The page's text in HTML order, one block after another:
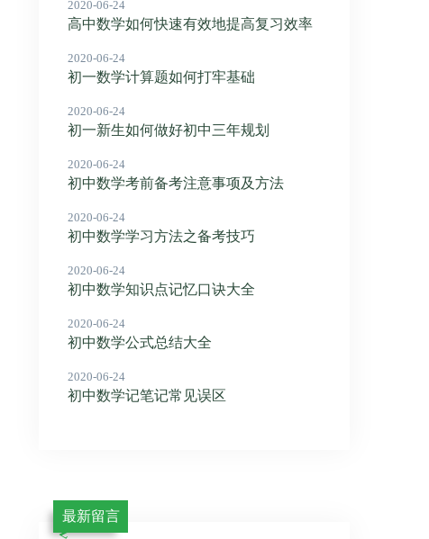
2020-06-24
高中数学如何快速有效地提高复习效率
2020-06-24
初一数学计算题如何打牢基础
2020-06-24
初一新生如何做好初中三年规划
2020-06-24
初中数学考前备考注意事项及方法
2020-06-24
初中数学学习方法之备考技巧
2020-06-24
初中数学知识点记忆口诀大全
2020-06-24
初中数学公式总结大全
2020-06-24
初中数学记笔记常见误区
最新留言